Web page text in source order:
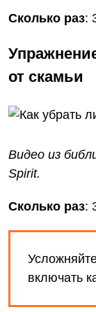
Сколько раз:
от скамьи
Видео из
Spirit.
Сколько раз:
включать